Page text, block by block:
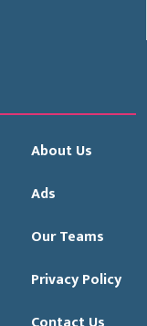
About Us
Ads
Our Teams
Privacy Policy